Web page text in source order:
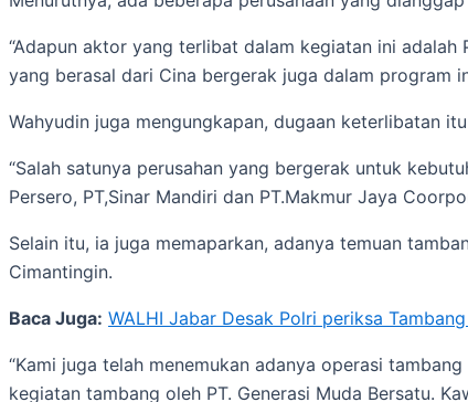
“Adapun aktor yang terlibat dalam kegiatan ini adalah
yang berasal dari Cina bergerak juga dalam program
Wahyudin juga mengungkapan, dugaan keterlibatan
“Salah satunya perusahan yang bergerak untuk
Persero, PT,Sinar Mandiri dan PT.Makmur Jaya
Selain itu, ia juga memaparkan, adanya temuan
Cimantingin.
Baca Juga: WALHI Jabar Desak Polri periksa
“Kami juga telah menemukan adanya operasi
kegiatan tambang oleh PT. Generasi Muda Bersatu.